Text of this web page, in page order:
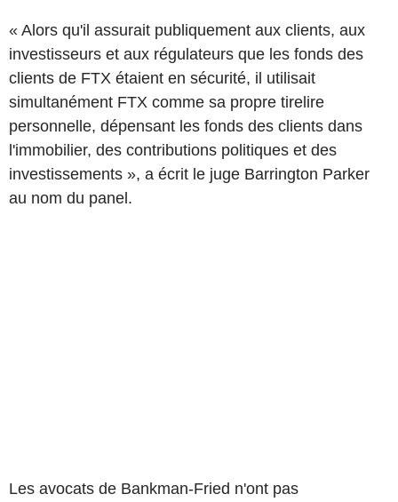
« Alors qu'il assurait publiquement aux clients, aux
investisseurs et aux régulateurs que les fonds des
clients de FTX étaient en sécurité, il utilisait
simultanément FTX comme sa propre tirelire
personnelle, dépensant les fonds des clients dans
l'immobilier, des contributions politiques et des
investissements », a écrit le juge Barrington Parker
au nom du panel.
Les avocats de Bankman-Fried n'ont pas